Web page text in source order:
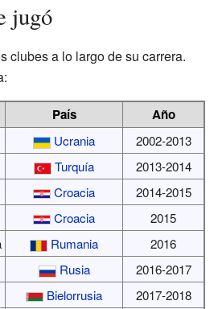
jugó
clubes a lo largo de su carrera.
País Año
Ucrania
2002-2013
Turquía
2013-2014
Croacia
2014-2015
Croacia
2015
Rumania
2016
Rusia
2016-2017
Bielorrusia
2017-2018